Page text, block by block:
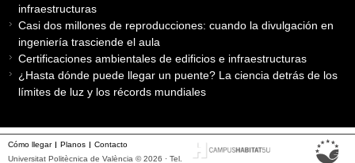
infraestructuras
Casi dos millones de reproducciones: cuando la divulgación en
ingeniería trasciende el aula
Certificaciones ambientales de edificios e infraestructuras
¿Hasta dónde puede llegar un puente? La ciencia detrás de los
límites de luz y los récords mundiales
Cómo llegar Planos
Contacto
Universitat Politècnica de València © 2026 · Tel.